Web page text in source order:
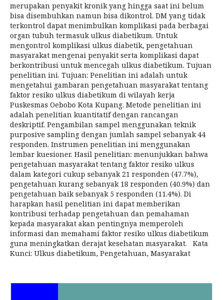
merupakan penyakit kronik yang hingga saat ini belum
bisa disembuhkan namun bisa dikontrol. DM yang tidak
terkontrol dapat menimbulkan komplikasi pada berbagai
organ tubuh termasuk ulkus diabetikum. Untuk
mengontrol komplikasi ulkus diabetik, pengetahuan
masyarakat mengenai penyakit serta komplikasi dapat
berkontribusi untuk mencegah ulkus diabetikum. Tujuan
penelitian ini. Tujuan: Penelitian ini adalah untuk
mengetahui gambaran pengetahuan masyarakat tentang
faktor resiko ulkus diabetikum di wilayah kerja
Puskesmas Oebobo Kota Kupang. Metode penelitian ini
adalah penelitian kuantitatif dengan rancangan
deskriptif. Pengambilan sampel menggunakan teknik
purposive sampling dengan jumlah sampel sebanyak 44
responden. Instrumen penelitian ini menggunakan
lembar kuesioner. Hasil penelitian: menunjukkan bahwa
pengetahuan masyarakat tentang faktor resiko ulkus
dalam kategori cukup sebanyak 21 responden (47.7%),
pengetahuan kurang sebanyak 18 responden (40.9%) dan
pengetahuan baik sebanyak 5 responden (11.4%). Di
harapkan hasil penelitian ini dapat memberikan
kontribusi terhadap pengetahuan dan pemahaman
kepada masyarakat akan pentingnya memperoleh
informasi dan memahami faktor resiko ulkus diabetikum
guna meningkatkan derajat kesehatan masyarakat. Kata
Kunci: Ulkus diabetikum, Pengetahuan, Masyarakat